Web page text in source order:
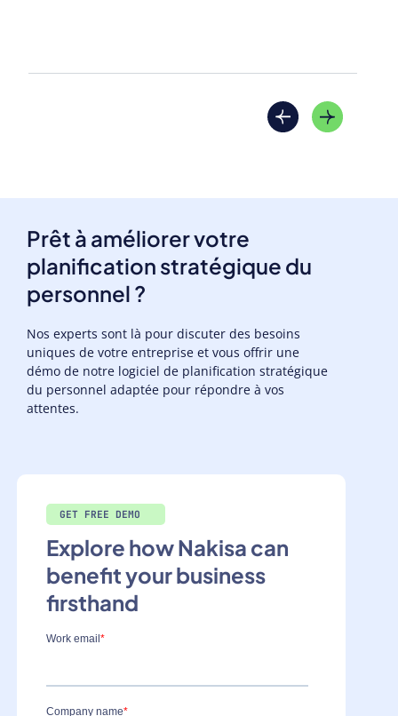
Prêt à améliorer votre
planification stratégique du
personnel ?
Nos experts sont là pour discuter des besoins
uniques de votre entreprise et vous offrir une
démo de notre logiciel de planification stratégique
du personnel adaptée pour répondre à vos
attentes.
GET FREE DEMO
Explore how Nakisa can
benefit your business
firsthand